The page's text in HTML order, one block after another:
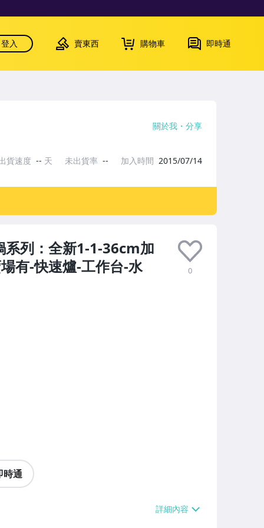
登入 賣東西 購物車 即時通
系列：全新1-1-36cm加
有-快速爐-工作台-水
0
時通
關於我 分享
貨速度 -- 天 未出貨率 -- 加入時間 2015/07/14